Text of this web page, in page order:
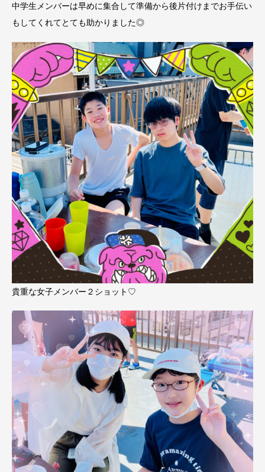
中学生メンバーは早めに集合して準備から後片付けまでお手伝い
もしてくれてとても助かりました◎
貴重な女子メンバー２ショット♡